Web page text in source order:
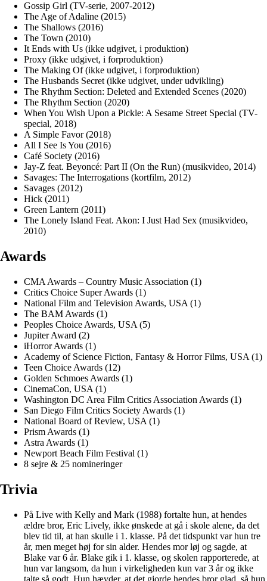
Gossip Girl (TV-serie, 2007-2012)
The Age of Adaline (2015)
The Shallows (2016)
The Town (2010)
It Ends with Us (ikke udgivet, i produktion)
Proxy (ikke udgivet, i forproduktion)
The Making Of (ikke udgivet, i forproduktion)
The Husbands Secret (ikke udgivet, under udvikling)
The Rhythm Section: Deleted and Extended Scenes (2020)
The Rhythm Section (2020)
When You Wish Upon a Pickle: A Sesame Street Special (TV-
special, 2018)
A Simple Favor (2018)
All I See Is You (2016)
Café Society (2016)
Jay-Z feat. Beyoncé: Part II (On the Run) (musikvideo, 2014)
Savages: The Interrogations (kortfilm, 2012)
Savages (2012)
Hick (2011)
Green Lantern (2011)
The Lonely Island Feat. Akon: I Just Had Sex (musikvideo,
2010)
Awards
CMA Awards – Country Music Association (1)
Critics Choice Super Awards (1)
National Film and Television Awards, USA (1)
The BAM Awards (1)
Peoples Choice Awards, USA (5)
Jupiter Award (2)
iHorror Awards (1)
Academy of Science Fiction, Fantasy & Horror Films, USA (1)
Teen Choice Awards (12)
Golden Schmoes Awards (1)
CinemaCon, USA (1)
Washington DC Area Film Critics Association Awards (1)
San Diego Film Critics Society Awards (1)
National Board of Review, USA (1)
Prism Awards (1)
Astra Awards (1)
Newport Beach Film Festival (1)
8 sejre & 25 nomineringer
Trivia
På Live with Kelly and Mark (1988) fortalte hun, at hendes
ældre bror, Eric Lively, ikke ønskede at gå i skole alene, da det
blev tid til, at han skulle i 1. klasse. På det tidspunkt var hun tre
år, men meget høj for sin alder. Hendes mor løj og sagde, at
Blake var 6 år. Blake gik i 1. klasse, og skolen rapporterede, at
hun var langsom, da hun i virkeligheden kun var 3 år og ikke
talte så godt. Hun hævder, at det gjorde hendes bror glad, så hun